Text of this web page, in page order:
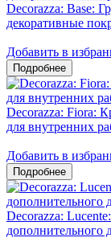
Decorazza: Base:
декоративные
Добавить в
Decorazza: Fiora:
для внутренних
Добавить в
Decorazza:
дополнительного